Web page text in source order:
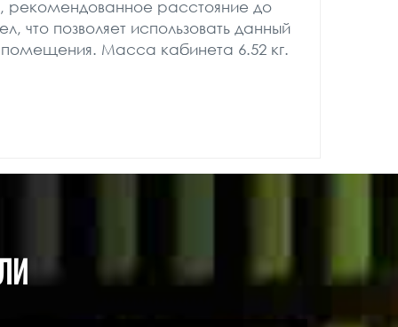
рекомендованное расстояние до
что позволяет использовать данный
помещения. Масса кабинета 6.52 кг.